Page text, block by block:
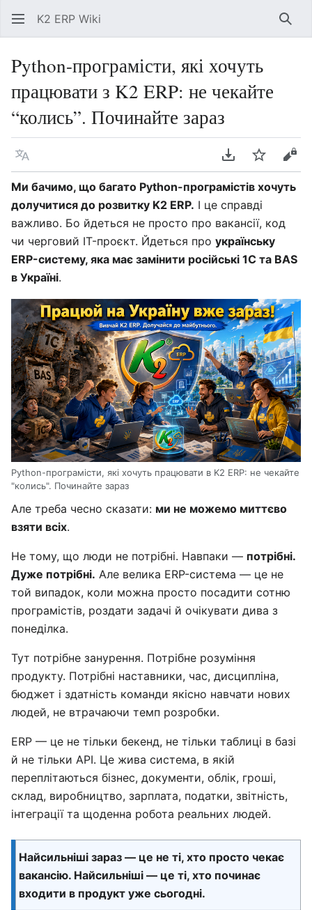
K2 ERP Wiki
Python-програмісти, які хочуть
працювати з K2 ERP: не чекайте
“колись”. Починайте зараз
Мова Завантажити
Ми бачимо, що багато Python-програмістів хочуть
долучитися до розвитку K2 ERP. І це справді
важливо. Бо йдеться не просто про вакансії, код
чи черговий IT-проєкт. Йдеться про українську
ERP-систему, яка має замінити російські 1С та BAS
в Україні.
Python-програмісти, які хочуть працювати в K2 ERP: не чекайте
"колись". Починайте зараз
Але треба чесно сказати: ми не можемо миттєво
взяти всіх.
Не тому, що люди не потрібні. Навпаки — потрібні.
Дуже потрібні. Але велика ERP-система — це не
той випадок, коли можна просто посадити сотню
програмістів, роздати задачі й очікувати дива з
понеділка.
Тут потрібне занурення. Потрібне розуміння
продукту. Потрібні наставники, час, дисципліна,
бюджет і здатність команди якісно навчати нових
людей, не втрачаючи темп розробки.
ERP — це не тільки бекенд, не тільки таблиці в базі
й не тільки API. Це жива система, в якій
переплітаються бізнес, документи, облік, гроші,
склад, виробництво, зарплата, податки, звітність,
інтеграції та щоденна робота реальних людей.
Найсильніші зараз — це не ті, хто просто чекає
вакансію. Найсильніші — це ті, хто починає
входити в продукт уже сьогодні.